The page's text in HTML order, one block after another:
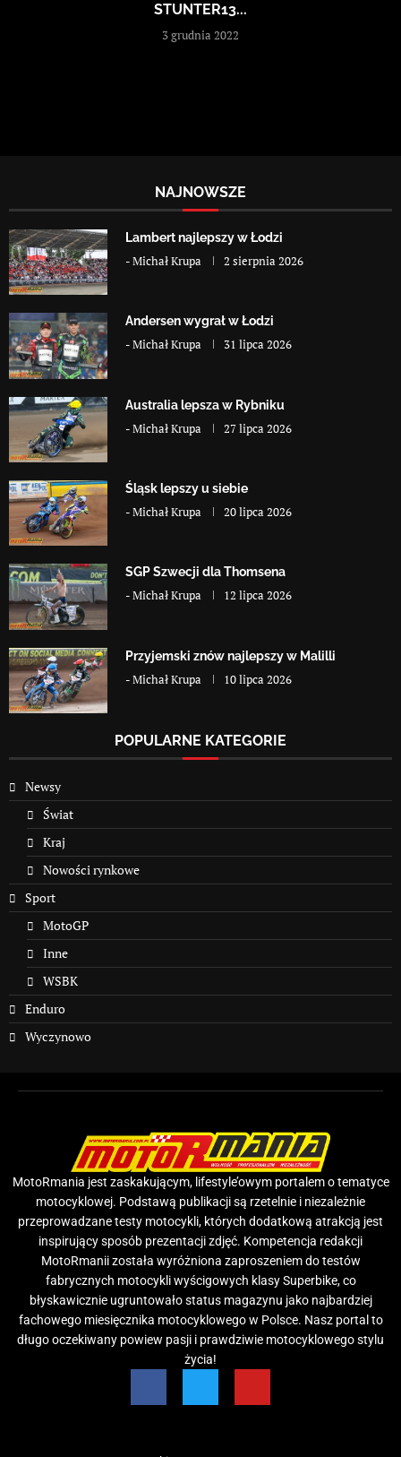
STUNTER13...
3 grudnia 2022
NAJNOWSZE
Lambert najlepszy w Łodzi
-Michał Krupa 2 sierpnia 2026
Andersen wygrał w Łodzi
-Michał Krupa 31 lipca 2026
Australia lepsza w Rybniku
-Michał Krupa 27 lipca 2026
Śląsk lepszy u siebie
-Michał Krupa 20 lipca 2026
SGP Szwecji dla Thomsena
-Michał Krupa 12 lipca 2026
Przyjemski znów najlepszy w Malilli
-Michał Krupa 10 lipca 2026
POPULARNE KATEGORIE
Newsy
Świat
Kraj
Nowości rynkowe
Sport
MotoGP
Inne
WSBK
Enduro
Wyczynowo
MotoRmania jest zaskakującym, lifestyle’owym portalem o tematyce
motocyklowej. Podstawą publikacji są rzetelnie i niezależnie
przeprowadzane testy motocykli, których dodatkową atrakcją jest
inspirujący sposób prezentacji zdjęć. Kompetencja redakcji
MotoRmanii została wyróżniona zaproszeniem do testów
fabrycznych motocykli wyścigowych klasy Superbike, co
błyskawicznie ugruntowało status magazynu jako najbardziej
fachowego miesięcznika motocyklowego w Polsce. Nasz portal to
długo oczekiwany powiew pasji i prawdziwie motocyklowego stylu
życia!